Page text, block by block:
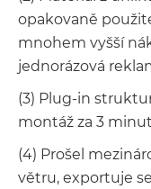
opakovaně
mnohem vyšší
jednorázová
(3) Plug-in
montáž za 3
(4) Prošel
větru, exportuje